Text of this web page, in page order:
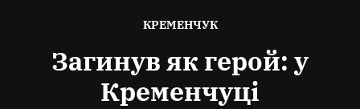
ОПУБЛІКОВАНО
КРЕМЕНЧУК
Загинув як герой: у
Кременчуці